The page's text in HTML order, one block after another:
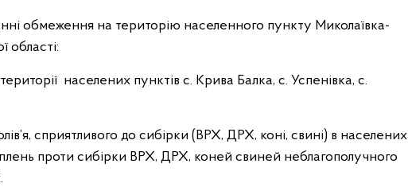
обмеження на територію населенного пункту Миколаївка-
області:
населених пунктів с. Крива Балка, с. Успенівка, с.
сприятливого до сибірки (ВРХ, ДРХ, коні, свині) в населених
проти сибірки ВРХ, ДРХ, коней свиней неблагополучного